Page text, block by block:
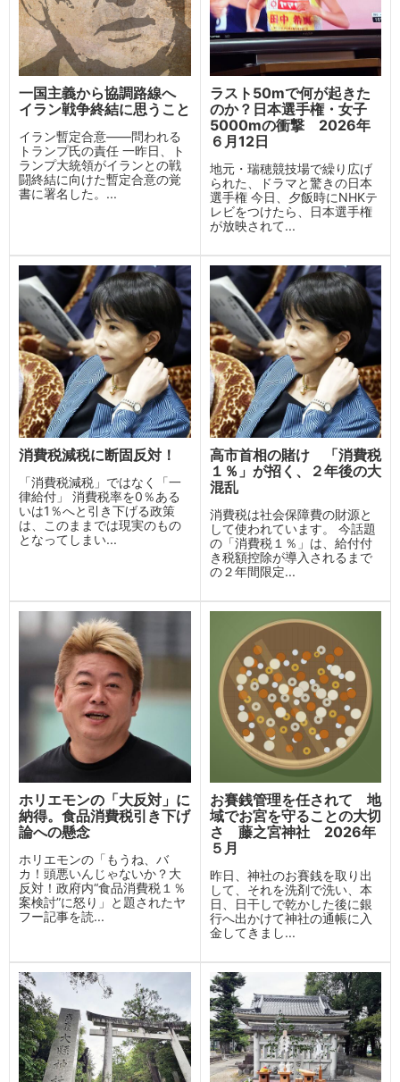
一国主義から協調路線へ
イラン戦争終結に思うこと
イラン暫定合意——問われる
トランプ氏の責任 一昨日、ト
ランプ大統領がイランとの戦
闘終結に向けた暫定合意の覚
書に署名した。...
ラスト50mで何が起きた
のか？日本選手権・女子
5000mの衝撃 2026年
６月12日
地元・瑞穂競技場で繰り広げ
られた、ドラマと驚きの日本
選手権 今日、夕飯時にNHKテ
レビをつけたら、日本選手権
が放映されて...
消費税減税に断固反対！
「消費税減税」ではなく「一
律給付」 消費税率を0％ある
いは1％へと引き下げる政策
は、このままでは現実のもの
となってしまい...
高市首相の賭け 「消費税
１％」が招く、２年後の大
混乱
消費税は社会保障費の財源と
して使われています。 今話題
の「消費税１％」は、給付付
き税額控除が導入されるまで
の２年間限定...
ホリエモンの「大反対」に
納得。食品消費税引き下げ
論への懸念
ホリエモンの「もうね、バ
カ！頭悪いんじゃないか？大
反対！政府内“食品消費税１％
案検討”に怒り」と題されたヤ
フー記事を読...
お賽銭管理を任されて 地
域でお宮を守ることの大切
さ 藤之宮神社 2026年
５月
昨日、神社のお賽銭を取り出
して、それを洗剤で洗い、本
日、日干しで乾かした後に銀
行へ出かけて神社の通帳に入
金してきまし...